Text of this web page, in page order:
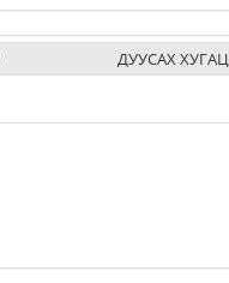
ДУУСАХ